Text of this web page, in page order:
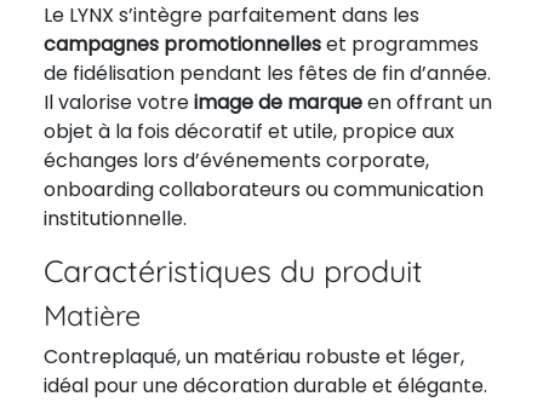
Le LYNX s’intègre parfaitement dans les
campagnes promotionnelleset programmes
de fidélisation pendant les fêtes de fin d’année.
Il valorise votreimage de marqueen offrant un
objet à la fois décoratif et utile, propice aux
échanges lors d’événements corporate,
onboarding collaborateurs ou communication
institutionnelle.
Caractéristiques du produit
Matière
Contreplaqué, un matériau robuste et léger,
idéal pour une décoration durable et élégante.